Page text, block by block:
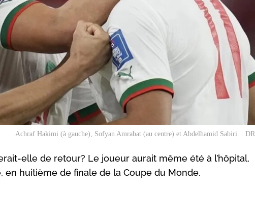
Achraf Hakimi (à gauche), Sofyan Amrabat (au centre) et Abdelhamid Sabiri. . DR
elle de retour? Le joueur aurait même été à l’hôpital,
en huitième de finale de la Coupe du Monde.